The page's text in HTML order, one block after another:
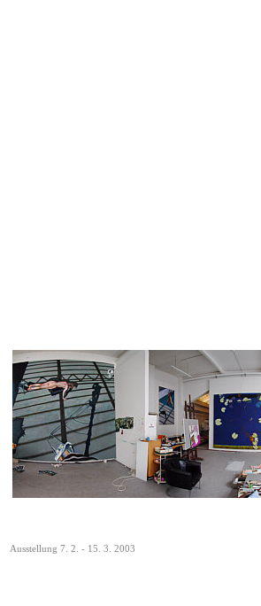
Ausstellung 7. 2. - 15. 3. 2003